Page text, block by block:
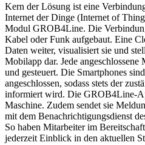
Kern der Lösung ist eine
Internet der Dinge (Internet of
Modul GROB4Line. Die
Kabel oder Funk aufgebaut. Eine
Daten weiter, visualisiert sie und
Mobilapp dar. Jede
und gesteuert. Die Smartphones
angeschlossen, sodass stets der
informiert wird. Die GROB4Line-
Maschine. Zudem sendet sie
mit dem Benachrichtigungsdienst
So haben Mitarbeiter im
jederzeit Einblick in den aktuellen